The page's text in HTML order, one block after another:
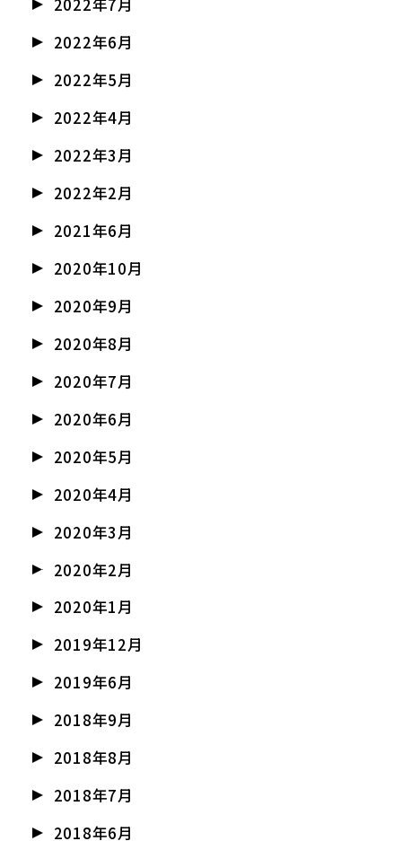
2022年7月
2022年6月
2022年5月
2022年4月
2022年3月
2022年2月
2021年6月
2020年10月
2020年9月
2020年8月
2020年7月
2020年6月
2020年5月
2020年4月
2020年3月
2020年2月
2020年1月
2019年12月
2019年6月
2018年9月
2018年8月
2018年7月
2018年6月